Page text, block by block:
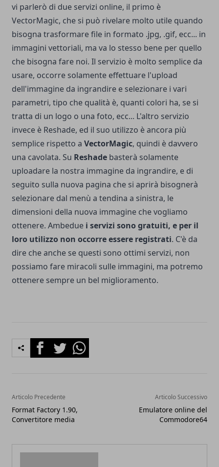
vi parlerò di due servizi online, il primo è
VectorMagic, che si può rivelare molto utile quando
bisogna trasformare file in formato .jpg, .gif, ecc... in
immagini vettoriali, ma va lo stesso bene per quello
che bisogna fare noi. Il servizio è molto semplice da
usare, occorre solamente effettuare l'upload
dell'immagine da ingrandire e selezionare i vari
parametri, tipo che qualità è, quanti colori ha, se si
tratta di un logo o una foto, ecc... L'altro servizio
invece è Reshade, ed il suo utilizzo è ancora più
semplice rispetto a VectorMagic, quindi è davvero
una cavolata. Su Reshade basterà solamente
uploadare la nostra immagine da ingrandire, e di
seguito sulla nuova pagina che si aprirà bisognerà
selezionare dal menù a tendina a sinistra, le
dimensioni della nuova immagine che vogliamo
ottenere. Ambedue i servizi sono gratuiti, e per il
loro utilizzo non occorre essere registrati. C'è da
dire che anche se questi sono ottimi servizi, non
possiamo fare miracoli sulle immagini, ma potremo
ottenere sempre un bel miglioramento.
FacebookTwitterWhatsapp
Articolo Precedente
Format Factory 1.90,
Convertitore media
Articolo Successivo
Emulatore online del
Commodore64